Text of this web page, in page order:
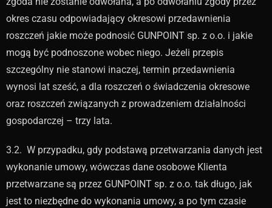
okres czasu odpowiadający okresowi przedawnienia
roszczeń jakie może podnosić GUNPOINT sp. z o.o. i jakie
mogą być podnoszone wobec niego. Jeżeli przepis
szczególny nie stanowi inaczej, termin przedawnienia
wynosi lat sześć, a dla roszczeń o świadczenia okresowe
oraz roszczeń związanych z prowadzeniem działalności
gospodarczej – trzy lata.
3.2. W przypadku, gdy podstawą przetwarzania danych jest
wykonanie umowy, wówczas dane osobowe Klienta
przetwarzane są przez GUNPOINT sp. z o.o. tak długo, jak
jest to niezbędne do wykonania umowy, a po tym czasie